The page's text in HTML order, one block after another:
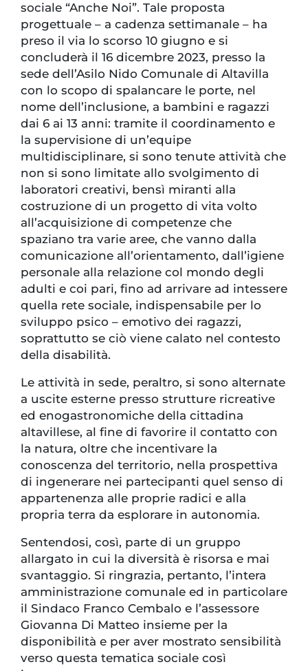
sociale “Anche Noi”. Tale proposta
progettuale – a cadenza settimanale – ha
preso il via lo scorso 10 giugno e si
concluderà il 16 dicembre 2023, presso la
sede dell’Asilo Nido Comunale di Altavilla
con lo scopo di spalancare le porte, nel
nome dell’inclusione, a bambini e ragazzi
dai 6 ai 13 anni: tramite il coordinamento e
la supervisione di un’equipe
multidisciplinare, si sono tenute attività che
non si sono limitate allo svolgimento di
laboratori creativi, bensì miranti alla
costruzione di un progetto di vita volto
all’acquisizione di competenze che
spaziano tra varie aree, che vanno dalla
comunicazione all’orientamento, dall’igiene
personale alla relazione col mondo degli
adulti e coi pari, fino ad arrivare ad intessere
quella rete sociale, indispensabile per lo
sviluppo psico – emotivo dei ragazzi,
soprattutto se ciò viene calato nel contesto
della disabilità.
Le attività in sede, peraltro, si sono alternate
a uscite esterne presso strutture ricreative
ed enogastronomiche della cittadina
altavillese, al fine di favorire il contatto con
la natura, oltre che incentivare la
conoscenza del territorio, nella prospettiva
di ingenerare nei partecipanti quel senso di
appartenenza alle proprie radici e alla
propria terra da esplorare in autonomia.
Sentendosi, così, parte di un gruppo
allargato in cui la diversità è risorsa e mai
svantaggio. Si ringrazia, pertanto, l’intera
amministrazione comunale ed in particolare
il Sindaco Franco Cembalo e l’assessore
Giovanna Di Matteo insieme per la
disponibilità e per aver mostrato sensibilità
verso questa tematica sociale così